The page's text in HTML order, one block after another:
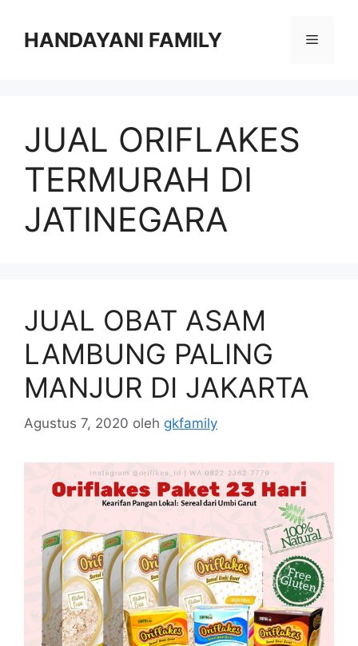
HANDAYANI FAMILY Menu
JUAL ORIFLAKES
TERMURAH DI
JATINEGARA
JUAL OBAT ASAM
LAMBUNG PALING
MANJUR DI JAKARTA
Agustus 7, 2020 oleh gkfamily